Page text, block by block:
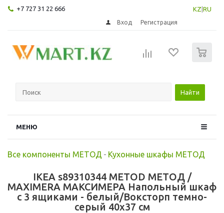
+7 727 31 22 666 KZ RU
Вход Регистрация
Найти
МЕНЮ
Все компоненты МЕТОД - Кухонные шкафы МЕТОД
IKEA s89310344 METOD МЕТОД /
MAXIMERA МАКСИМЕРА Напольный шкаф
с 3 ящиками - белый/Воксторп темно-
серый 40x37 см